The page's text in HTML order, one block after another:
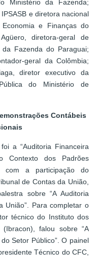
Ministério da Fazenda;
e diretora nacional
e Finanças do
diretora-geral de
Fazenda do Paraguai;
geral da Colômbia;
diretor executivo da
do Ministério de
Contábeis
a “Auditoria Financeira
Contexto dos Padrões
com a participação do
de Contas da União,
sobre “A Auditoria
União”. Para completar o
técnico do Instituto dos
falou sobre “A
Setor Público”. O painel
Técnico do CFC,